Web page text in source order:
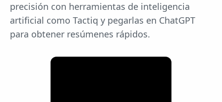
precisión con herramientas de inteligencia
artificial como Tactiq y pegarlas en ChatGPT
para obtener resúmenes rápidos.